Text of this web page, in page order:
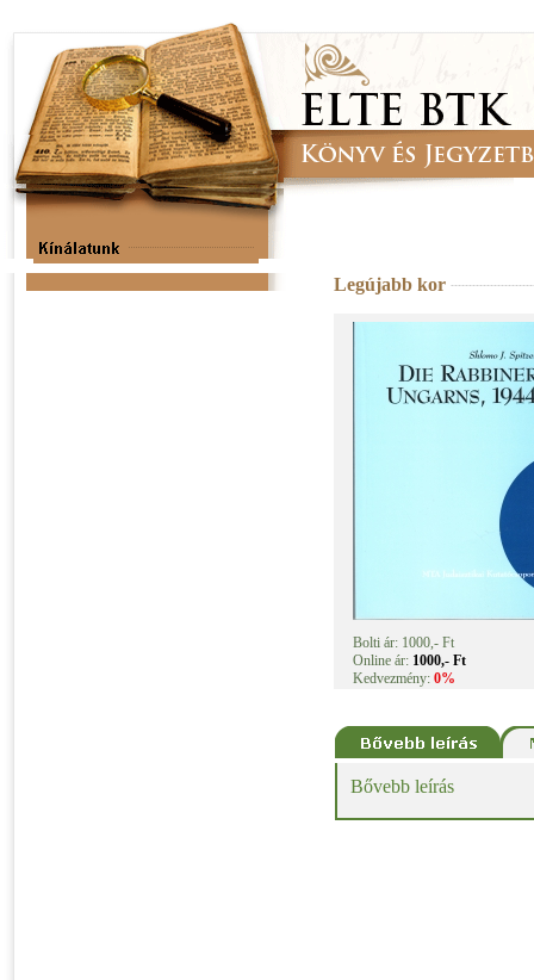
Legújabb kor
Bolti ár: 1000,- Ft
Online ár: 1000,- Ft
Kedvezmény: 0%
Bővebb leírás